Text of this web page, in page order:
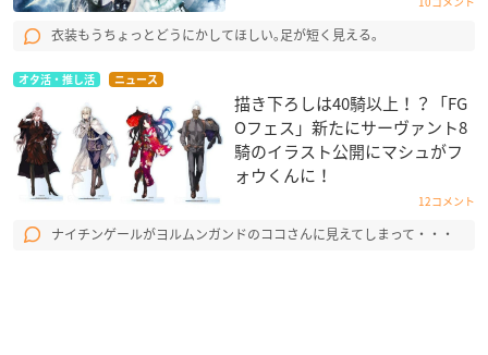
衣装もうちょっとどうにかしてほしい｡足が短く見える｡
オタ活・推し活 ニュース
描き下ろしは40騎以上！？「FG
Oフェス」新たにサーヴァント8
騎のイラスト公開にマシュがフ
ォウくんに！
12コメント
ナイチンゲールがヨルムンガンドのココさんに見えてしまって・・・